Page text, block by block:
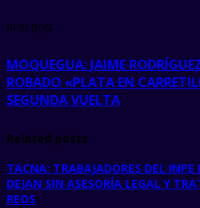
next post
MOQUEGUA: JAIME
ROBADO «PLATA EN
SEGUNDA VUELTA
Related posts
TACNA: TRABAJADORES DEL
DEJAN SIN ASESORÍA LEGAL Y
REOS